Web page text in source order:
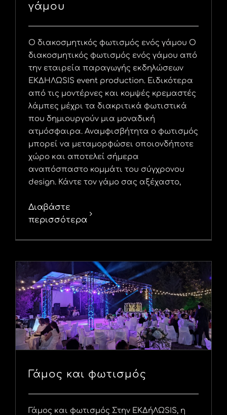
γάμου
Ο διακοσμητικός φωτισμός ενός γάμου Ο
διακοσμητικός φωτισμός ενός γάμου από
την εταιρεία παραγωγής εκδηλώσεων
ΕΚΔΗΛΩSIS event production. Ειδικότερα
από τις μοντέρνες και κομψές κρεμαστές
λάμπες μέχρι τα διακριτικά φωτιστικά
που δημιουργούν μια μοναδική
ατμόσφαιρα. Αναμφισβήτητα ο φωτισμός
μπορεί να μεταμορφώσει οποιονδήποτε
χώρο και αποτελεί σήμερα
αναπόσπαστο κομμάτι του σύγχρονου
design. Κάντε τον γάμο σας αξέχαστο,
Διαβάστε
περισσότερα
Γάμος και φωτισμός
Γάμος και φωτισμός Στην ΕΚΔήΛΩSIS, η